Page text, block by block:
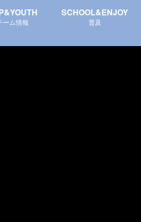
ーム情報
SCHOOL&ENJOY
普及